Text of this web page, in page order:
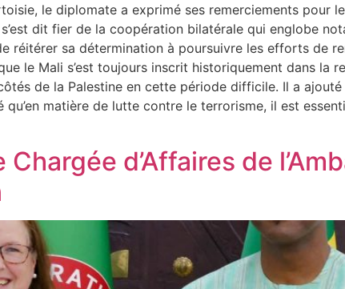
le diplomate a exprimé ses remerciements pour
dit fier de la coopération bilatérale qui englobe
réitérer sa détermination à poursuivre les efforts de
le Mali s’est toujours inscrit historiquement dans la
de la Palestine en cette période difficile. Il a
matière de lutte contre le terrorisme, il est
d’Affaires de